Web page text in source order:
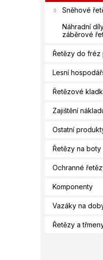
Sněhové
Náhradní
záběrové
Řetězy do fréz
Lesní
Řetězové
Zajištění
Ostatní
Řetězy na boty
Ochranné
Komponenty
Vazáky na
Řetězy a